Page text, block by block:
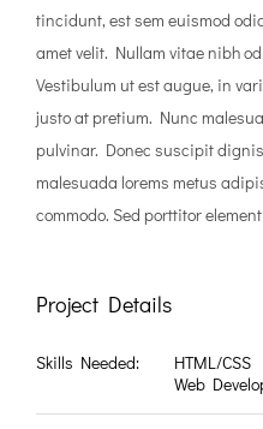
tincidunt, est sem euismod
amet velit. Nullam vitae nibh
Vestibulum ut est augue, in
justo at pretium. Nunc
pulvinar. Donec suscipit
malesuada lorems metus
commodo. Sed porttitor
Project Details
Skills Needed:
HTML/CSS
Web